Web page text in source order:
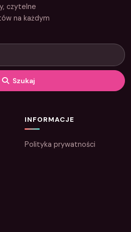
czytelne
na każdym
Szukaj
INFORMACJE
Polityka prywatności